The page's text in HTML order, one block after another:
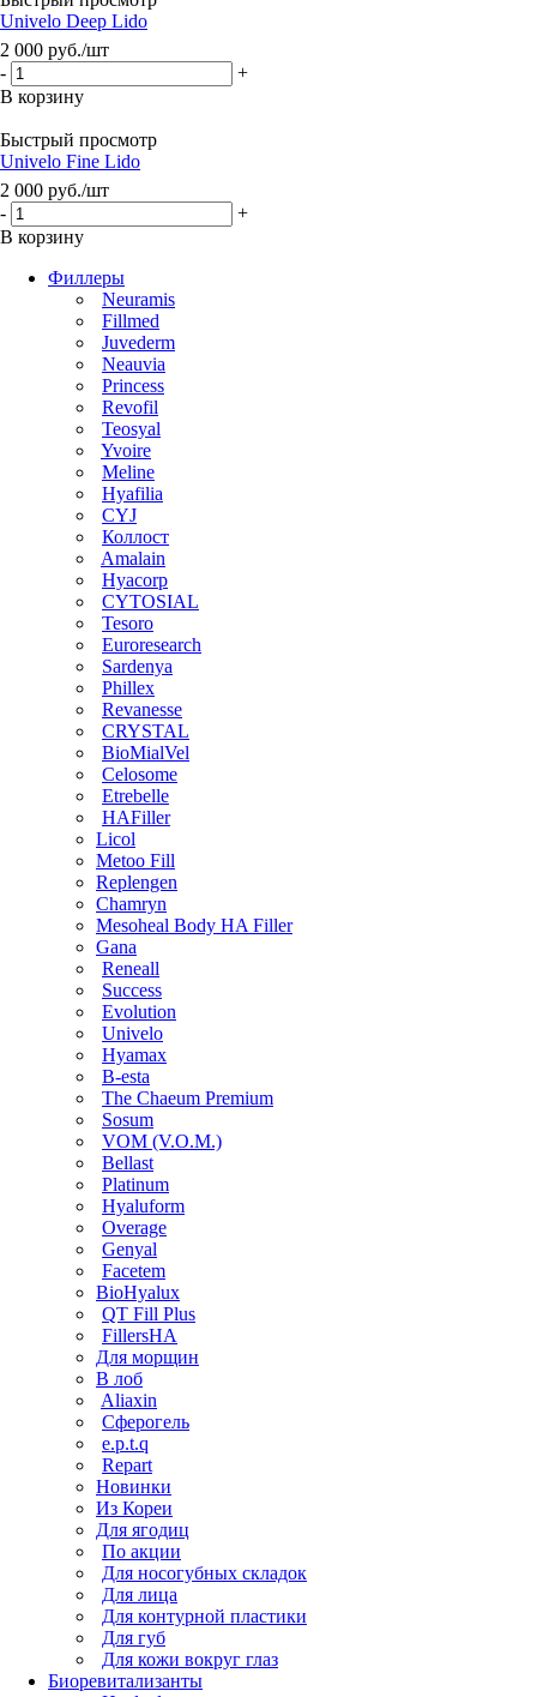
Univelo Deep Lido
2 000 руб./шт
-
+
В корзину
Быстрый просмотр
Univelo Fine Lido
2 000 руб./шт
-
+
В корзину
Филлеры
Neuramis
Fillmed
Juvederm
Neauvia
Princess
Revofil
Teosyal
Yvoire
Meline
Hyafilia
CYJ
Коллост
Amalain
Hyacorp
CYTOSIAL
Tesoro
Euroresearch
Sardenya
Phillex
Revanesse
CRYSTAL
BioMialVel
Celosome
Etrebelle
HAFiller
Licol
Metoo Fill
Replengen
Chamryn
Mesoheal Body HA Filler
Gana
Reneall
Success
Evolution
Univelo
Hyamax
B-esta
The Chaeum Premium
Sosum
VOM (V.O.M.)
Bellast
Platinum
Hyaluform
Overage
Genyal
Facetem
BioHyalux
QT Fill Plus
FillersHA
Для морщин
В лоб
Aliaxin
Сферогель
e.p.t.q
Repart
Новинки
Из Кореи
Для ягодиц
По акции
Для носогубных складок
Для лица
Для контурной пластики
Для губ
Для кожи вокруг глаз
Биоревитализанты